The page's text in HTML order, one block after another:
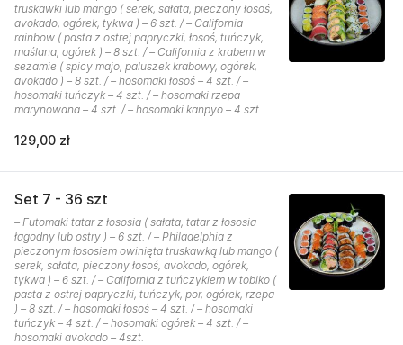
truskawki lub mango ( serek, sałata, pieczony łosoś,
avokado, ogórek, tykwa ) – 6 szt. / – California
rainbow ( pasta z ostrej papryczki, łosoś, tuńczyk,
maślana, ogórek ) – 8 szt. / – California z krabem w
sezamie ( spicy majo, paluszek krabowy, ogórek,
avokado ) – 8 szt. / – hosomaki łosoś – 4 szt. / –
hosomaki tuńczyk – 4 szt. / – hosomaki rzepa
marynowana – 4 szt. / – hosomaki kanpyo – 4 szt.
129,00 zł
Set 7 - 36 szt
– Futomaki tatar z łososia ( sałata, tatar z łososia
łagodny lub ostry ) – 6 szt. / – Philadelphia z
pieczonym łososiem owinięta truskawką lub mango (
serek, sałata, pieczony łosoś, avokado, ogórek,
tykwa ) – 6 szt. / – California z tuńczykiem w tobiko (
pasta z ostrej papryczki, tuńczyk, por, ogórek, rzepa
) – 8 szt. / – hosomaki łosoś – 4 szt. / – hosomaki
tuńczyk – 4 szt. / – hosomaki ogórek – 4 szt. / –
hosomaki avokado – 4szt.